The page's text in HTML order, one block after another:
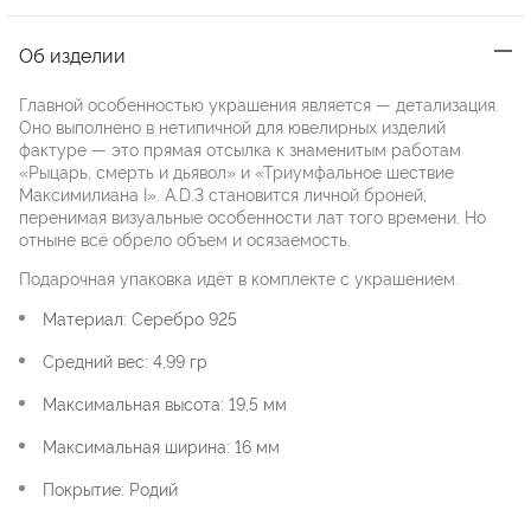
Об изделии
Главной особенностью украшения является — детализация.
Оно выполнено в нетипичной для ювелирных изделий
фактуре — это прямая отсылка к знаменитым работам
«Рыцарь, смерть и дьявол» и «Триумфальное шествие
Максимилиана I». A.D.3 становится личной броней,
перенимая визуальные особенности лат того времени. Но
отныне всё обрело объем и осязаемость.
Подарочная упаковка идёт в комплекте с украшением.
Материал: Серебро 925
Средний вес: 4,99 гр
Максимальная высота: 19,5 мм
Максимальная ширина: 16 мм
Покрытие: Родий